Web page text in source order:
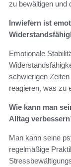
zu bewältigen und
Inwiefern ist
Emotionale
schwierigen
reagieren, was zu
Wie kann man
Alltag
Man kann seine
regelmäßige